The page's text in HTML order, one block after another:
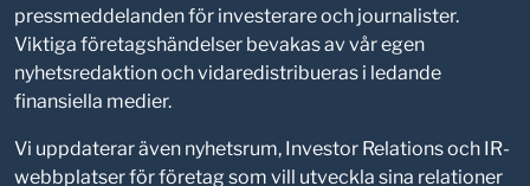
pressmeddelanden för investerare och journalister.
Viktiga företagshändelser bevakas av vår egen
nyhetsredaktion och vidaredistribueras i ledande
finansiella medier.
Vi uppdaterar även nyhetsrum, Investor Relations och IR-
webbplatser för företag som vill utveckla sina relationer